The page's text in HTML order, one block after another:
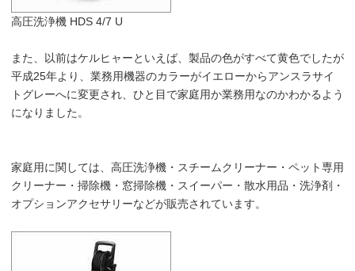
高圧洗浄機 HDS 4/7 U
また、以前はケルヒャーといえば、製品の色がすべて黄色でしたが
平成25年より、業務用機器のカラーがイエローからアンスラサイ
トグレーへに変更され、ひと目で家庭用か業務用なのかわかるよう
になりました。
家庭用に関しては、高圧洗浄機・スチームクリーナー・ペット専用
クリーナー・掃除機・窓掃除機・スイーパー・散水用品・洗浄剤・
オプションアクセサリーなどが販売されています。